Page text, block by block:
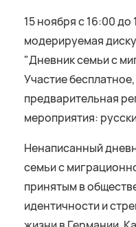
15 ноября c 16:00
модерируемая
"Дневник семьи с
Участие
предварительная
мероприятия:
Ненаписанный
семьи с
принятым в
идентичности и